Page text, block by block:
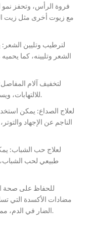
فروة الرأس، وتحفز
مع زيوت أخرى مثل زيت
لترطيب وتليين
الشعر وتليينه، كما
لتخفيف آلام
للالتهابات، ويستخدم لتخفيف آلام المفاصل والعضلات.
لعلاج الصداع: يمكن
الناجم عن الإجهاد
لعلاج حب الشباب:
طبيعي لحب
للحفاظ على صحة
مضادات الأكسدة التي
الضار في الدم، مما يساعد على الحفاظ على صحة القلب.